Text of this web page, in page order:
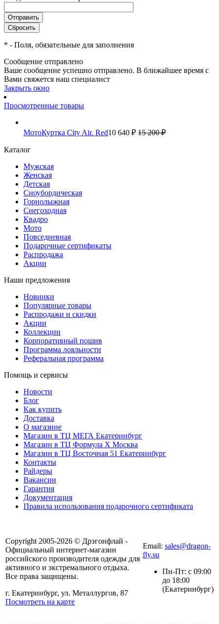
* - Поля, обязательные для заполнения
Сообщение отправлено
Ваше сообщение успешно отправлено. В ближайшее время с
Вами свяжется наш специалист
Закрыть окно
Просмотренные товары
МотоКуртка City Air. Red10 640 ₽ 15 200 ₽
Каталог
Мужская
Женская
Детская
Сноубордическая
Горнолыжная
Снегоходная
Квадро
Мото
Повседневная
Подарочные сертификаты
Распродажа
Акции
Наши предложения
Новинки
Популярные товары
Распродажи и скидки
Акции
Коллекции
Корпоративный пошив
Программа лояльности
Реферальная программа
Помощь и сервисы
Новости
Блог
Как купить
Доставка
О магазине
Магазин в ТЦ МЕГА Екатеринбург
Магазин в ТЦ Формула X Москва
Магазин в ТЦ Восточная 51 Екатеринбург
Контакты
Райдеры
Вакансии
Гарантия
Документация
Правила использования подарочного сертификата
Copyright 2005-2026 © Дрэгонфлай -
Официальный интернет-магазин
российского производителя одежды для
активного и экстремального отдыха.
Все права защищены.
г. Екатеринбург, ул. Металлургов, 87
Посмотреть на карте
Email: sales@dragon-
fly.su
Пн-Пт: с 09:00
до 18:00
(Екатеринбург)